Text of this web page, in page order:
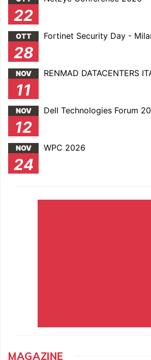
22
OTT
28
Fortinet Security Day -
NOV
11
RENMAD DATACENTERS
NOV
12
Dell Technologies Forum
NOV
24
WPC 2026
MAGAZINE